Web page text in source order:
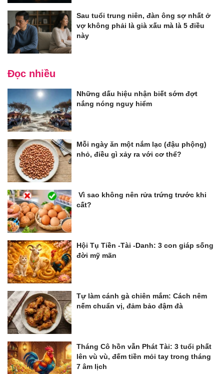
Sau tuổi trung niên, đàn ông sợ nhất ở
vợ không phải là già xấu mà là 5 điều
này
Đọc nhiều
Những dấu hiệu nhận biết sớm đợt
nắng nóng nguy hiểm
Mỗi ngày ăn một nắm lạc (đậu phộng)
nhỏ, điều gì xảy ra với cơ thể?
Vì sao không nên rửa trứng trước khi
cất?
Hội Tụ Tiền -Tài -Danh: 3 con giáp sống
đời mỹ mãn
Tự làm cánh gà chiên mắm: Cách nêm
nếm chuẩn vị, đảm bảo đậm đà
Tháng Cô hồn vẫn Phát Tài: 3 tuổi phất
lên vù vù, đếm tiền mỏi tay trong tháng
7 âm lịch